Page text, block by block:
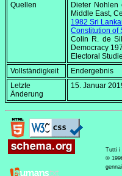
Quellen Dieter Nohlen
Middle East,
1982 Sri
Constitution of
Colin R. de
Democracy
Electoral
Vollständigkeit
Endergebnis
Letzte
Änderung
15. Januar
Tutti i
©